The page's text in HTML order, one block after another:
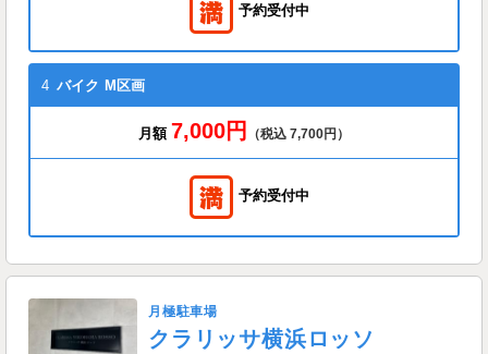
予約受付中
4 バイク M区画
月額 7,000円 （税込 7,700円）
予約受付中
月極駐車場
クラリッサ横浜ロッソ